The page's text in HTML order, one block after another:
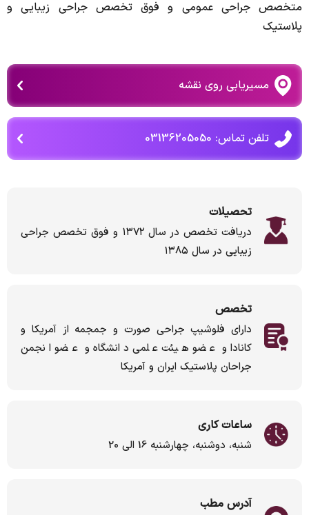
متخصص جراحی عمومی و فوق تخصص جراحی زیبایی و
پلاستیک
مسیریابی روی نقشه
تلفن تماس: 03136205050
تحصیلات
دریافت تخصص در سال ۱۳۷۲ و فوق تخصص جراحی
زیبایی در سال ۱۳۸۵
تخصص
دارای فلوشیپ جراحی صورت و جمجمه از آمریکا و
کانادا و عضو هیئت علمی دانشگاه و عضو انجمن
جراحان پلاستیک ایران و آمریکا
ساعات کاری
شنبه، دوشنبه، چهارشنبه 16 الی 20
آدرس مطب